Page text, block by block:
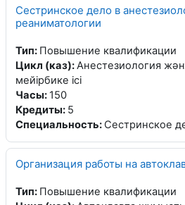
Сестринское дело в
реаниматологии
Тип: Повышение квалификации
Цикл (каз):Анестезиология
мейірбике ісі
Часы: 150
Кредиты: 5
Специальность: Сестринское
Организация работы на
Тип: Повышение квалификации